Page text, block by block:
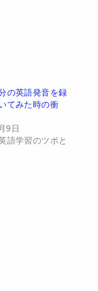
の英語発音を録
てみた時の衝
9日
語学習のツボと